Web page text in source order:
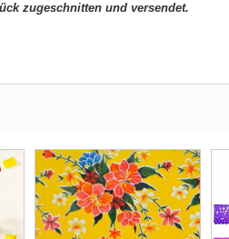
zugeschnitten und versendet.